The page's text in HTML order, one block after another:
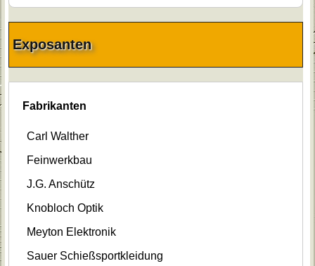
Exposanten
Fabrikanten
Carl Walther
Feinwerkbau
J.G. Anschütz
Knobloch Optik
Meyton Elektronik
Sauer Schießsportkleidung